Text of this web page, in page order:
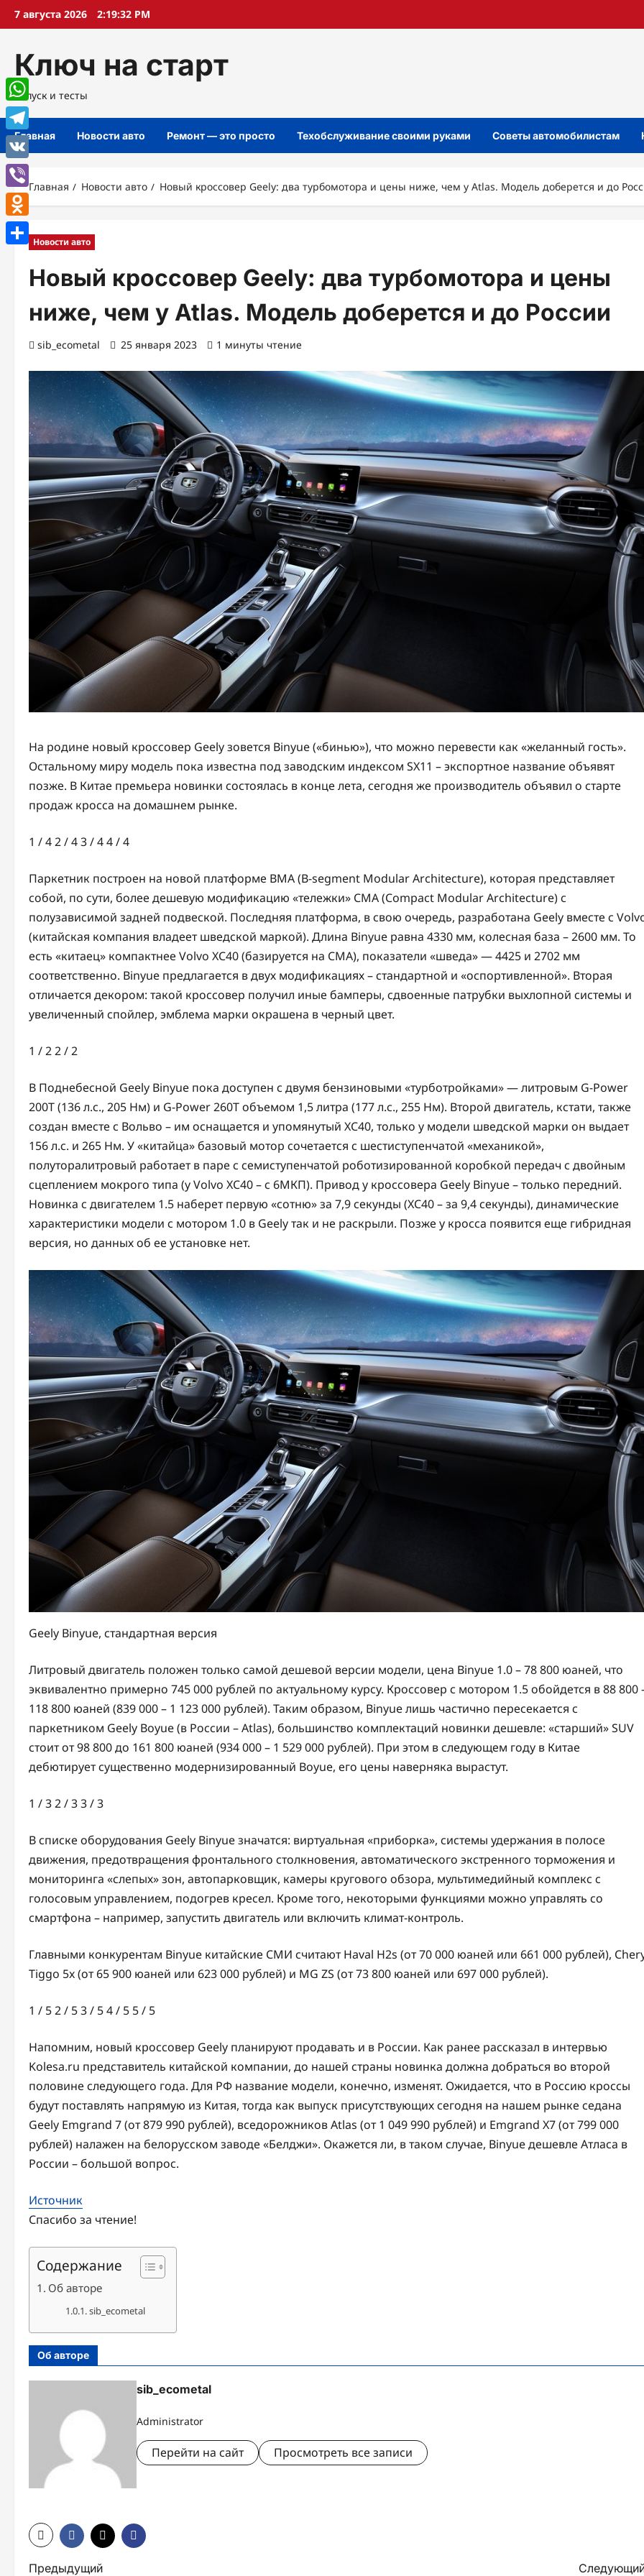
Перейти
7 августа 2026 2:19:34 PM
Ключ на старт
Запуск и тесты
Главная Новости авто Ремонт — это просто Техобслуживание своими руками Советы автомобилистам
Главная Новости авто Новый кроссовер Geely: два турбомотора и цены ниже, чем у Atlas. Модель доберется и до
Новости авто
Новый кроссовер Geely: два турбомотора и цены
ниже, чем у Atlas. Модель доберется и до России
sib_ecometal 25 января 2023 1 минуты чтение
На родине новый кроссовер Geely зовется Binyue («бинью»), что можно перевести как «желанный гость».
Остальному миру модель пока известна под заводским индексом SX11 – экспортное название объявят
позже. В Китае премьера новинки состоялась в конце лета, сегодня же производитель объявил о старте
продаж кросса на домашнем рынке.
1 / 42/ 43/ 44/ 4
Паркетник построен на новой платформе BMA (B-segment Modular Architecture), которая представляет
собой, по сути, более дешевую модификацию «тележки» СМА (Compact Modular Architecture) с
полузависимой задней подвеской. Последняя платформа, в свою очередь, разработана Geely вместе с
(китайская компания владеет шведской маркой). Длина Binyue равна 4330 мм, колесная база – 2600 мм. То
есть «китаец» компактнее Volvo XC40 (базируется на CMA), показатели «шведа» — 4425 и 2702 мм
соответственно. Binyue предлагается в двух модификациях – стандартной и «оспортивленной». Вторая
отличается декором: такой кроссовер получил иные бамперы, сдвоенные патрубки выхлопной системы и
увеличенный спойлер, эмблема марки окрашена в черный цвет.
1 / 22/ 2
В Поднебесной Geely Binyue пока доступен с двумя бензиновыми «турботройками» — литровым G-Power
200T (136 л.с., 205 Нм) и G-Power 260T объемом 1,5 литра (177 л.с., 255 Нм). Второй двигатель, кстати, также
создан вместе с Вольво – им оснащается и упомянутый XC40, только у модели шведской марки он выдает
156 л.с. и 265 Нм. У «китайца» базовый мотор сочетается с шестиступенчатой «механикой»,
полуторалитровый работает в паре с семиступенчатой роботизированной коробкой передач с двойным
сцеплением мокрого типа (у Volvo XC40 – с 6МКП). Привод у кроссовера Geely Binyue – только передний.
Новинка с двигателем 1.5 наберет первую «сотню» за 7,9 секунды (XC40 – за 9,4 секунды), динамические
характеристики модели с мотором 1.0 в Geely так и не раскрыли. Позже у кросса появится еще гибридная
версия, но данных об ее установке нет.
Geely Binyue, стандартная версия
Литровый двигатель положен только самой дешевой версии модели, цена Binyue 1.0 – 78 800 юаней, что
эквивалентно примерно 745 000 рублей по актуальному курсу. Кроссовер с мотором 1.5 обойдется в 88 800
118 800 юаней (839 000 – 1 123 000 рублей). Таким образом, Binyue лишь частично пересекается с
паркетником Geely Boyue (в России – Atlas), большинство комплектаций новинки дешевле: «старший» SUV
стоит от 98 800 до 161 800 юаней (934 000 – 1 529 000 рублей). При этом в следующем году в Китае
дебютирует существенно модернизированный Boyue, его цены наверняка вырастут.
1 / 32/ 33/ 3
В списке оборудования Geely Binyue значатся: виртуальная «приборка», системы удержания в полосе
движения, предотвращения фронтального столкновения, автоматического экстренного торможения и
мониторинга «слепых» зон, автопарковщик, камеры кругового обзора, мультимедийный комплекс с
голосовым управлением, подогрев кресел. Кроме того, некоторыми функциями можно управлять со
смартфона – например, запустить двигатель или включить климат-контроль.
Главными конкурентам Binyue китайские СМИ считают Haval H2s (от 70 000 юаней или 661 000 рублей),
Tiggo 5x (от 65 900 юаней или 623 000 рублей) и MG ZS (от 73 800 юаней или 697 000 рублей).
1 / 52/ 53/ 54/ 5 5/ 5
Напомним, новый кроссовер Geely планируют продавать и в России. Как ранее рассказал в интервью
Kolesa.ru представитель китайской компании, до нашей страны новинка должна добраться во второй
половине следующего года. Для РФ название модели, конечно, изменят. Ожидается, что в Россию кроссы
будут поставлять напрямую из Китая, тогда как выпуск присутствующих сегодня на нашем рынке седана
Geely Emgrand 7 (от 879 990 рублей), вседорожников Atlas (от 1 049 990 рублей) и Emgrand X7 (от 799 000
рублей) налажен на белорусском заводе «Белджи». Окажется ли, в таком случае, Binyue дешевле Атласа в
России – большой вопрос.
Источник
Спасибо за чтение!
Содержание
Об авторе
sib_ecometal
Об авторе
sib_ecometal
Administrator
Перейти на сайт Просмотреть все записи
Н
Предыдущий
WhatsApp
Telegram
VK
Viber
Odnoklassniki